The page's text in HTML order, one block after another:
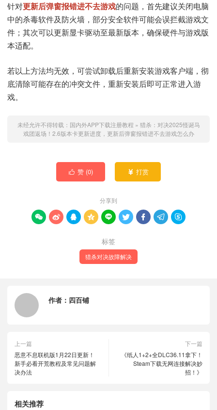
针对更新后弹窗报错进不去游戏的问题，首先建议关闭电脑
中的杀毒软件及防火墙，部分安全软件可能会误拦截游戏文
件；其次可以更新显卡驱动至最新版本，确保硬件与游戏版
本适配。
若以上方法均无效，可尝试卸载后重新安装游戏客户端，彻
底清除可能存在的冲突文件，重新安装后即可正常进入游
戏。
未经允许不得转载： 国内外APP下载注册教程 » 猎杀：对决2025怪诞马
戏团返场！2.6版本卡更新进度，更新后弹窗报错进不去游戏怎么办
 赞 (0)  打赏
分享到
        
标签
猎杀对决故障解决
作者： 四百铺
上一篇
恶意不息联机版1月22日更新！
新手必看开荒教程及常见问题解
决办法
下一篇
《纸人1+2+全DLC36.11拿下！
Steam下载无网连接解决妙
招！》
相关推荐